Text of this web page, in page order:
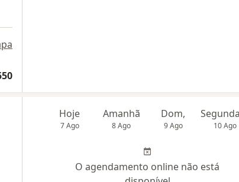
Hoje
7 Ago
Amanhã
8 Ago
Dom,
9 Ago 10 Ago
O agendamento online não está